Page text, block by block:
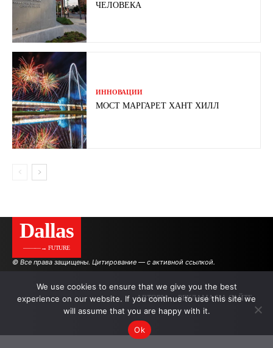
ЧЕЛОВЕКА
ИННОВАЦИИ
МОСТ МАРГАРЕТ ХАНТ ХИЛЛ
Dallas
———→ FUTURE
© Все права защищены. Цитирование — с активной ссылкой.
АВТОРЫ РЕКЛАМА НА САЙТЕ
We use cookies to ensure that we give you the best
experience on our website. If you continue to use this site we
will assume that you are happy with it.
Ok